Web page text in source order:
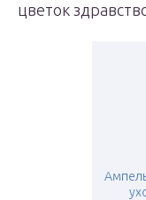
цветок